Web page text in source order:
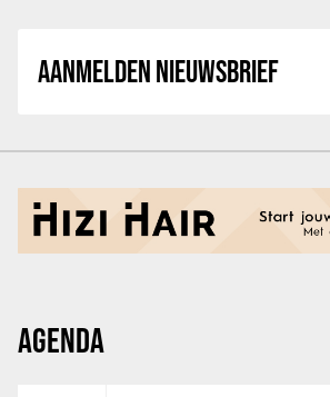
AANMELDEN NIEUWSBRIEF
AGENDA